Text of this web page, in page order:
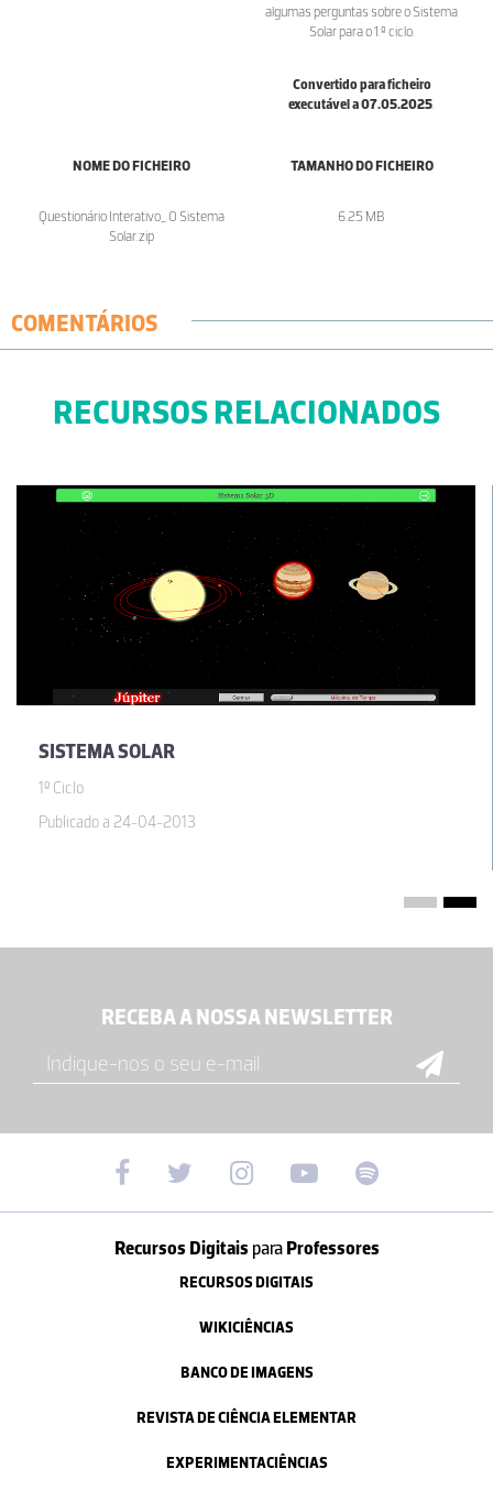
algumas perguntas sobre o Sistema
Solar para o 1.º ciclo.
Convertido para ficheiro
executável a 07.05.2025.
NOME DO FICHEIRO
Questionário Interativo_ O Sistema
Solar.zip
TAMANHO DO FICHEIRO
6.25 MB
COMENTÁRIOS
RECURSOS RELACIONADOS
SISTEMA SOLAR
1º Ciclo
Publicado a 24-04-2013
RECEBA A NOSSA NEWSLETTER
Recursos Digitais paraProfessores
RECURSOS DIGITAIS
WIKICIÊNCIAS
BANCO DE IMAGENS
REVISTA DE CIÊNCIA ELEMENTAR
EXPERIMENTACIÊNCIAS